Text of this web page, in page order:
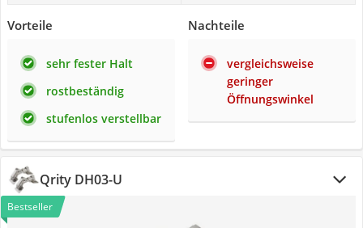
Vorteile
sehr fester Halt
rostbeständig
stufenlos verstellbar
Nachteile
vergleichsweise
geringer
Öffnungswinkel
Qrity DH03-U
Bestseller